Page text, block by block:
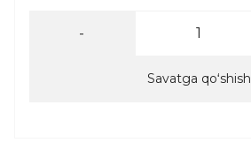
-
Savatga qoʻshish